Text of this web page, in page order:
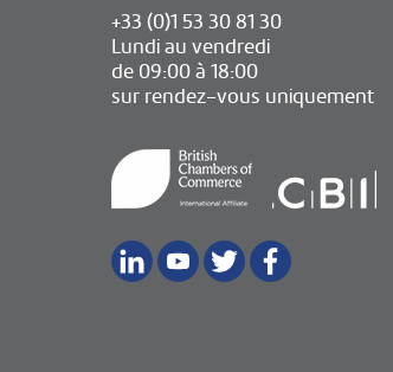
+33 (0)1 53 30 81 30
Lundi au vendredi
de 09:00 à 18:00
sur rendez-vous uniquement